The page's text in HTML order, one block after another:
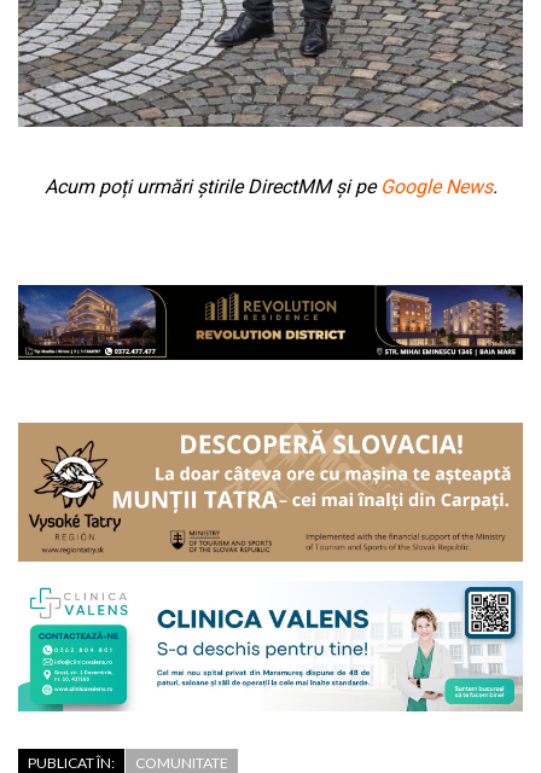
Acum poți urmări știrile DirectMM și pe Google News.
PUBLICAT ÎN:
COMUNITATE